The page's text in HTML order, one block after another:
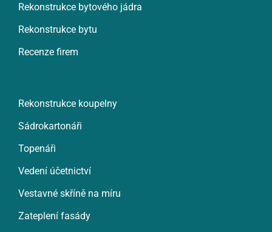
Rekonstrukce bytového jádra
Rekonstrukce bytu
Recenze firem
Rekonstrukce koupelny
Sádrokartonáři
Topenáři
Vedení účetnictví
Vestavné skříně na míru
Zateplení fasády